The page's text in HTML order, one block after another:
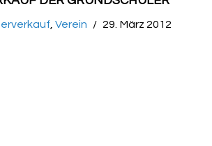
Verein 29. März 2012